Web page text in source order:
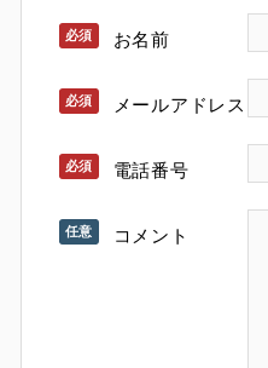
お名前
メールアドレス
電話番号
コメント